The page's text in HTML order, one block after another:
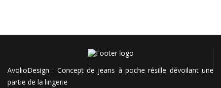
AvolioDesign : Concept de jeans à poche résille dévoilant une
partie de la lingerie